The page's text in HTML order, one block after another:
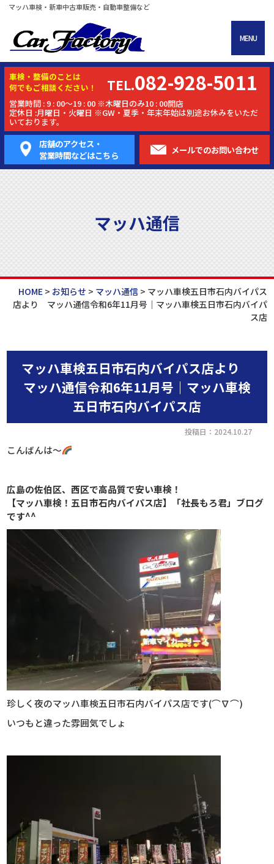
マッハ車検・新車中古車販売・自動車整備など
MENU
車検・ 整備のことは
何でもご相談ください！
TEL.082-928-5011
営業時間 : 9 : 00～19 : 00 ※木曜日のみ10 : 00開店
定休日 :月曜日・火曜日 ※GW・夏季・年末年始は別途お休みをいただ
いております。
店舗のアクセス・
営業時間などはこちら
メールでのお問い合わせ
マッハ通信
HOME> お知らせ > マッハ通信 > マッハ車検五日市石内バイパス
店より マッハ通信令和6年11月号｜マッハ車検五日市石内バイパ
ス店
マッハ車検五日市石内バイパス店より
マッハ通信令和6年11月号｜マッハ車検
五日市石内バイパス店
投稿日：2024.10.27
こんばんは～
広島の佐伯区、西区で高品質で安い車検！
【マッハ車検！五日市石内バイパス店】「社長もろ君」 ブログ
です^^
珍しく夜のマッハ車検五日市石内バイパス店です(⌒∇⌒)
いつもと違った雰囲気でしょ